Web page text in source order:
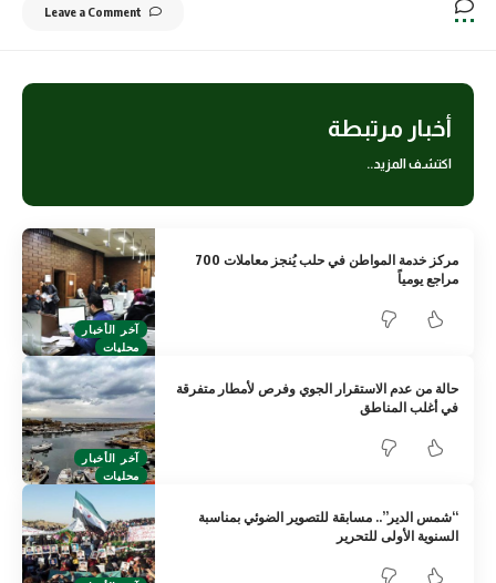
Leave a Comment
أخبار مرتبطة
اكتشف المزيد..
آخر الأخبار
محليات
مركز خدمة المواطن في حلب يُنجز معاملات 700
مراجع يومياً
آخر الأخبار
محليات
حالة من عدم الاستقرار الجوي وفرص لأمطار متفرقة
في أغلب المناطق
“شمس الدير”.. مسابقة للتصوير الضوئي بمناسبة
السنوية الأولى للتحرير